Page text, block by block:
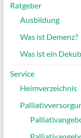
Ratgeber
Ausbildung
Was ist Demenz?
Was ist ein
Service
Heimverzeichnis